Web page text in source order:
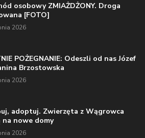
osobowy ZMIAŻDŻONY. Droga
[FOTO]
2026
POŻEGNANIE: Odeszli od nas Józef
Brzostowska
2026
adoptuj. Zwierzęta z Wągrowca
na nowe domy
2026